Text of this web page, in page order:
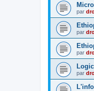
par
par
par
par